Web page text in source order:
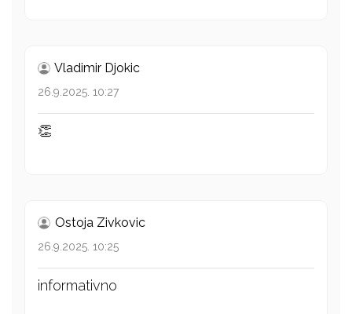
Vladimir Djokic
26.9.2025. 10:27
👏
Ostoja Zivkovic
26.9.2025. 10:25
informativno